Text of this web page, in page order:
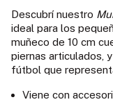
Descubrí nuestro
ideal para los
muñeco de 10 cm
piernas articulados,
fútbol que
Viene con